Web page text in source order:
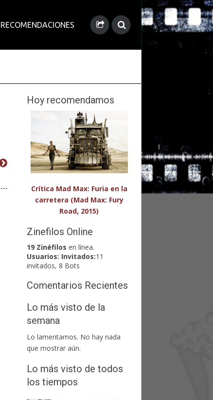
RECOMENDACIONES
Hoy recomendamos
Crítica Mad Max: Furia en la
carretera (Mad Max: Fury
Road, 2015)
Zinefilos Online
19 Zinéfilos en línea.
Usuarios: Invitados:11
invitados, 8 Bots
Comentarios Recientes
Lo más visto de la
semana
Lo lamentamos. No hay nada
que mostrar aún.
Lo más visto de todos
los tiempos